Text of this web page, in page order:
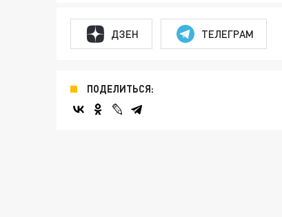
ДЗЕН ТЕЛЕГРАМ
ПОДЕЛИТЬСЯ: